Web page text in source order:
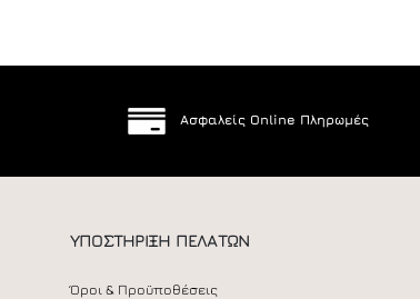
Ασφαλείς Online Πληρωμές
ΥΠΟΣΤΗΡΙΞΗ ΠΕΛΑΤΩΝ
Όροι & Προϋποθέσεις